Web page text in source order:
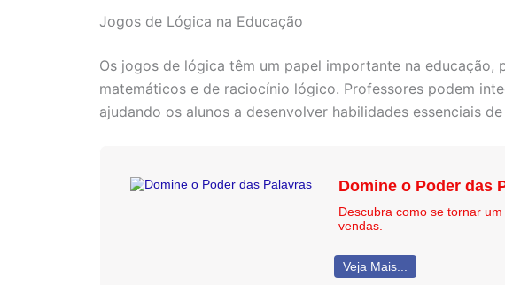
Jogos de Lógica na Educação
Os jogos de lógica têm um papel importante na
matemáticos e de raciocínio lógico. Professores podem
ajudando os alunos a desenvolver habilidades essenciais
Domine o Poder das
Descubra como se tornar
vendas.
Veja Mais...